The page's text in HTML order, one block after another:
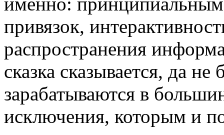
привязок,
распространения
сказка сказывается, да
зарабатываются в
исключения, которым и